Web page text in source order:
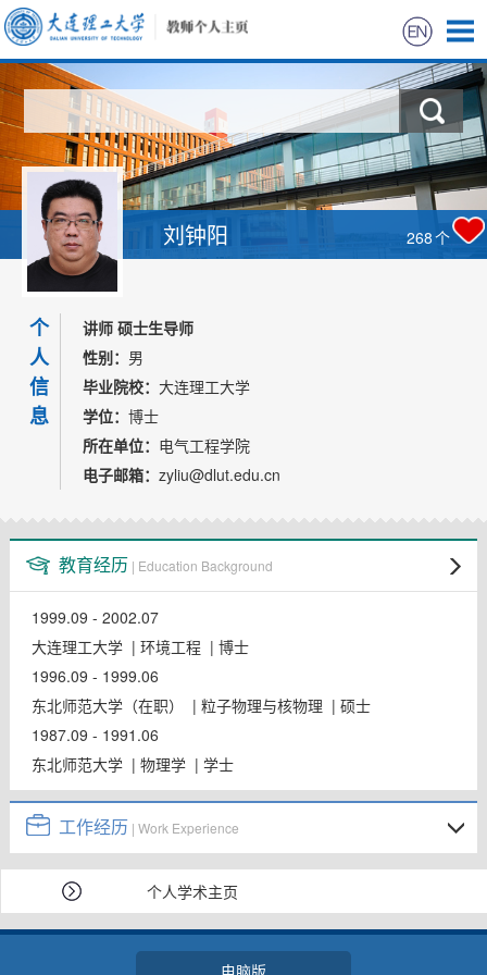
首页
科学研究
教学研究
获奖信息
招生信息
学生信息
我的相册
教师博客
刘钟阳 268个
个
人
信
息
讲师 硕士生导师
性别： 男
毕业院校： 大连理工大学
学位： 博士
所在单位： 电气工程学院
电子邮箱： zyliu@dlut.edu.cn
教育经历 | Education Background
1999.09 - 2002.07
大连理工大学 | 环境工程 | 博士
1996.09 - 1999.06
东北师范大学（在职） | 粒子物理与核物理 | 硕士
1987.09 - 1991.06
东北师范大学 | 物理学 | 学士
工作经历 | Work Experience
个人学术主页
电脑版